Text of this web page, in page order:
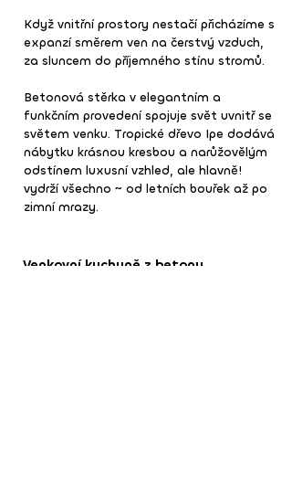
Když vnitřní prostory nestačí přicházíme s
expanzí směrem ven na čerstvý vzduch,
za sluncem do příjemného stínu stromů.
Betonová stěrka v elegantním a
funkčním provedení spojuje svět uvnitř se
světem venku. Tropické dřevo Ipe dodává
nábytku krásnou kresbou a narůžovělým
odstínem luxusní vzhled, ale hlavně!
vydrží všechno ~ od letních bouřek až po
zimní mrazy.
Venkovní kuchyně z betonu​​​